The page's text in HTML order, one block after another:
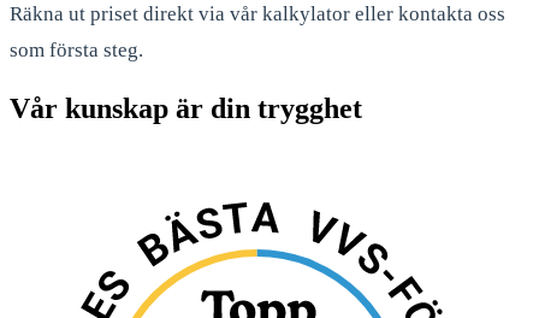
Räkna ut priset direkt via vår kalkylator eller kontakta oss
som första steg.
Vår kunskap är din trygghet